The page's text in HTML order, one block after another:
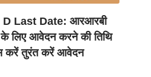
Last Date: आरआरबी
लिए आवेदन करने की तिथि
करें तुरंत करें आवेदन